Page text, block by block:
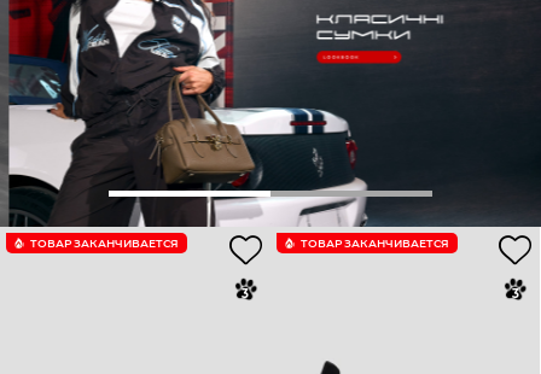
ТОВАР ЗАКАНЧИВАЕТСЯ ТОВАР ЗАКАНЧИВАЕТСЯ